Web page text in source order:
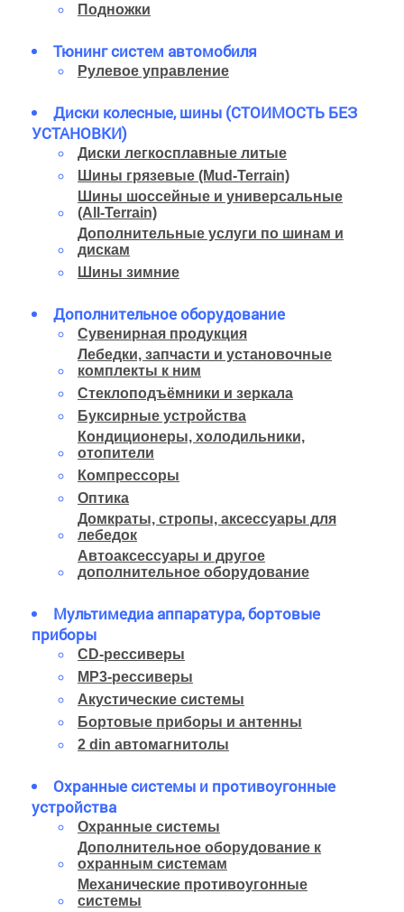
Подножки
Тюнинг систем автомобиля
Рулевое управление
Диски колесные, шины (СТОИМОСТЬ БЕЗ
УСТАНОВКИ)
Диски легкосплавные литые
Шины грязевые (Mud-Terrain)
Шины шоссейные и универсальные
(All-Terrain)
Дополнительные услуги по шинам и
дискам
Шины зимние
Дополнительное оборудование
Сувенирная продукция
Лебедки, запчасти и установочные
комплекты к ним
Стеклоподъёмники и зеркала
Буксирные устройства
Кондиционеры, холодильники,
отопители
Компрессоры
Оптика
Домкраты, стропы, аксессуары для
лебедок
Автоаксессуары и другое
дополнительное оборудование
Мультимедиа аппаратура, бортовые
приборы
CD-рессиверы
MP3-рессиверы
Акустические системы
Бортовые приборы и антенны
2 din автомагнитолы
Охранные системы и противоугонные
устройства
Охранные системы
Дополнительное оборудование к
охранным системам
Механические противоугонные
системы